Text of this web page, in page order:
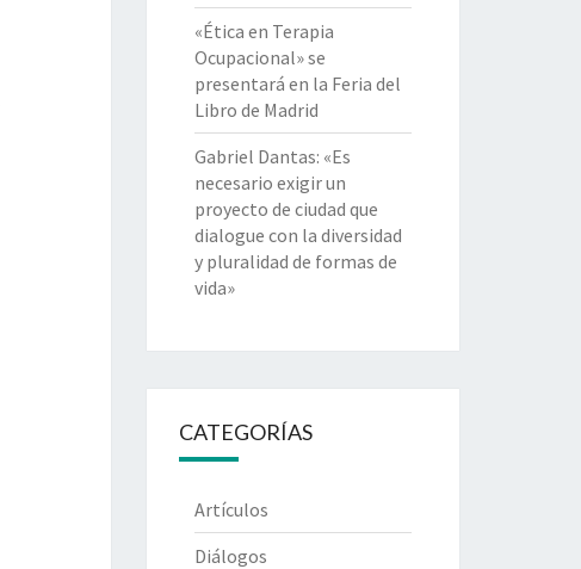
«Ética en Terapia
Ocupacional» se
presentará en la Feria del
Libro de Madrid
Gabriel Dantas: «Es
necesario exigir un
proyecto de ciudad que
dialogue con la diversidad
y pluralidad de formas de
vida»
CATEGORÍAS
Artículos
Diálogos